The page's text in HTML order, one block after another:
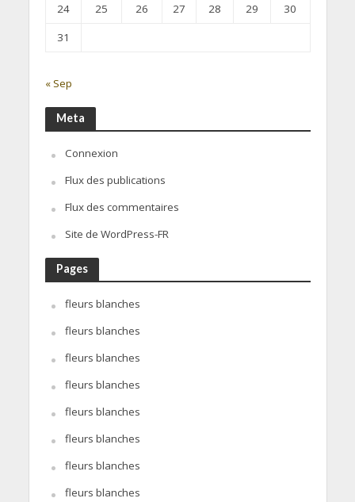
24
25 26 27 28 29
30
31
« Sep
Meta
Connexion
Flux des publications
Flux des commentaires
Site de WordPress-FR
Pages
fleurs blanches
fleurs blanches
fleurs blanches
fleurs blanches
fleurs blanches
fleurs blanches
fleurs blanches
fleurs blanches